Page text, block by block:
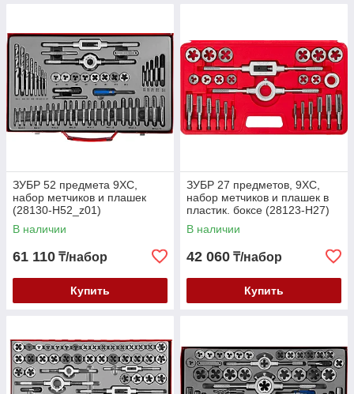
ЗУБР 52 предмета 9ХС,
набор метчиков и плашек
(28130-H52_z01)
В наличии
61 110 ₸/набор
Купить
ЗУБР 27 предметов, 9ХС,
набор метчиков и плашек в
пластик. боксе (28123-H27)
В наличии
42 060 ₸/набор
Купить